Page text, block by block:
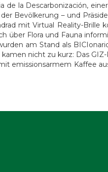
la Descarbonización,
Bevölkerung – und
mit Virtual Reality-Brille
über Flora und Fauna
am Stand als
nicht zu kurz: Das
emissionsarmem Kaffee